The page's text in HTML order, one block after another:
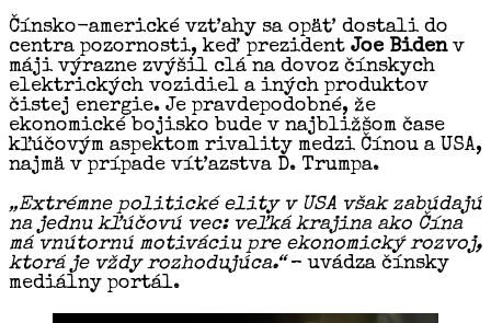
Čínsko-americké vzťahy sa opäť dostali do
centra pozornosti, keď prezident Joe Bidenv
máji výrazne zvýšil clá na dovoz čínskych
elektrických vozidiel a iných produktov
čistej energie. Je pravdepodobné, že
ekonomické bojisko bude v najbližšom čase
kľúčovým aspektom rivality medzi Čínou a USA,
najmä v prípade víťazstva D. Trumpa.
„Extrémne politické elity v USA však zabúdajú
na jednu kľúčovú vec: veľká krajina ako Čína
má vnútornú motiváciu pre ekonomický rozvoj,
ktorá je vždy rozhodujúca.“– uvádza čínsky
mediálny portál.